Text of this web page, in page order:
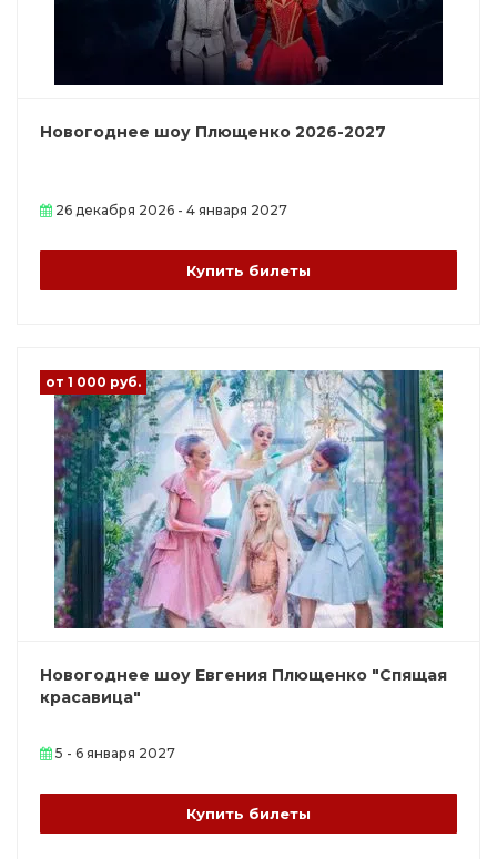
Новогоднее шоу Плющенко 2026-2027
26 декабря 2026 - 4 января 2027
Купить билеты
от 1 000 руб.
Новогоднее шоу Евгения Плющенко "Спящая
красавица"
5 - 6 января 2027
Купить билеты